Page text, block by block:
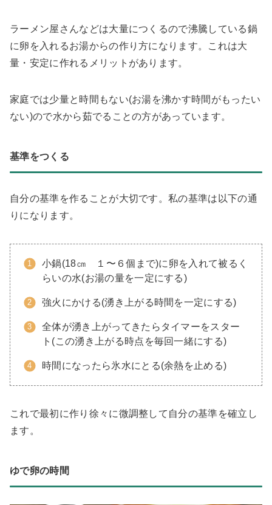
ラーメン屋さんなどは大量につくるので沸騰している鍋
に卵を入れるお湯からの作り方になります。これは大
量・安定に作れるメリットがあります。
家庭では少量と時間もない(お湯を沸かす時間がもったい
ない)ので水から茹でることの方があっています。
基準をつくる
自分の基準を作ることが大切です。私の基準は以下の通
りになります。
小鍋(18㎝ １〜６個まで)に卵を入れて被るく
らいの水(お湯の量を一定にする)
強火にかける(湧き上がる時間を一定にする)
全体が湧き上がってきたらタイマーをスター
ト(この湧き上がる時点を毎回一緒にする)
時間になったら氷水にとる(余熱を止める)
これで最初に作り徐々に微調整して自分の基準を確立し
ます。
ゆで卵の時間